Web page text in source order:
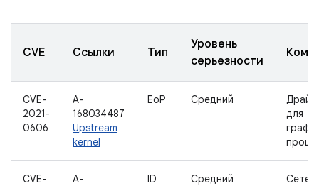
CVE Ссылки Тип
Уровень
серьезности
CVE-
2021-
0606
A-
168034487
Upstream
kernel
EoP Средний
для
CVE-
A-
ID Средний